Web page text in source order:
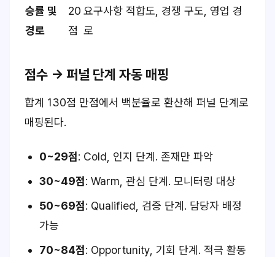
승률 및
경로
20
점
요구사항 적합도, 경쟁 구도, 영업 경
로
점수 → 퍼널 단계 자동 매핑
합계 130점 만점에서 백분율로 환산해 퍼널 단계로
매핑된다.
0~29점: Cold, 인지 단계. 존재만 파악
30~49점: Warm, 관심 단계. 모니터링 대상
50~69점: Qualified, 검증 단계. 담당자 배정
가능
70~84점: Opportunity, 기회 단계. 적극 활동